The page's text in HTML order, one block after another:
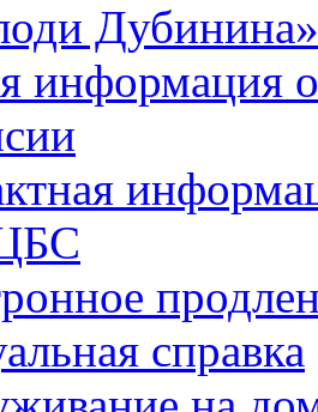
Дубинина»
информация
справка